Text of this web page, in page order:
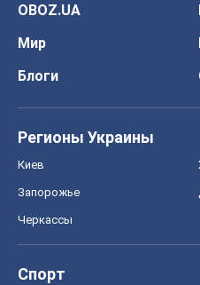
OBOZ.UA
Мир
Блоги
Регионы Украины
Киев
Запорожье
Черкассы
Спорт